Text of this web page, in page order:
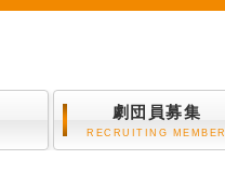
劇団員募集
RECRUITING MEMBER